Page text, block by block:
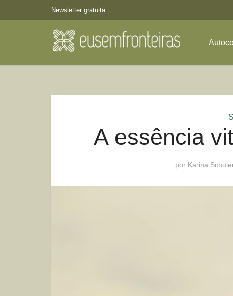
Newsletter gratuita
A essência
por Karina